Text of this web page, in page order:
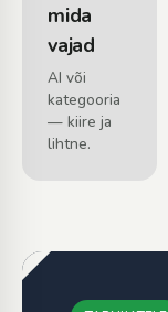
mida
vajad
AI või
kategooria
— kiire ja
lihtne.